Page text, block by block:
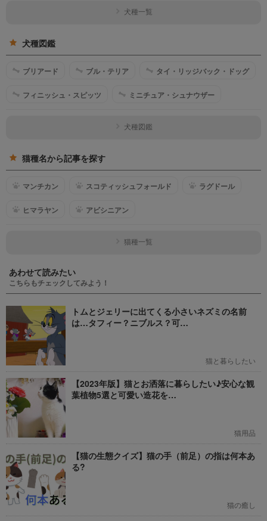
犬種一覧
犬種図鑑
ブリアード ブル・テリア タイ・リッジバック・ドッグ
フィニッシュ・スピッツ ミニチュア・シュナウザー
犬種図鑑
猫種名から記事を探す
マンチカン スコティッシュフォールド ラグドール
ヒマラヤン アビシニアン
猫種一覧
あわせて読みたい
こちらもチェックしてみよう！
トムとジェリーに出てくる小さいネズミの名前
は…タフィー？ニブルス？可…
猫と暮らしたい
【2023年版】猫とお洒落に暮らしたい♪安心な観
葉植物5選と可愛い造花を…
猫用品
【猫の生態クイズ】猫の手（前足）の指は何本あ
る?
猫の癒し